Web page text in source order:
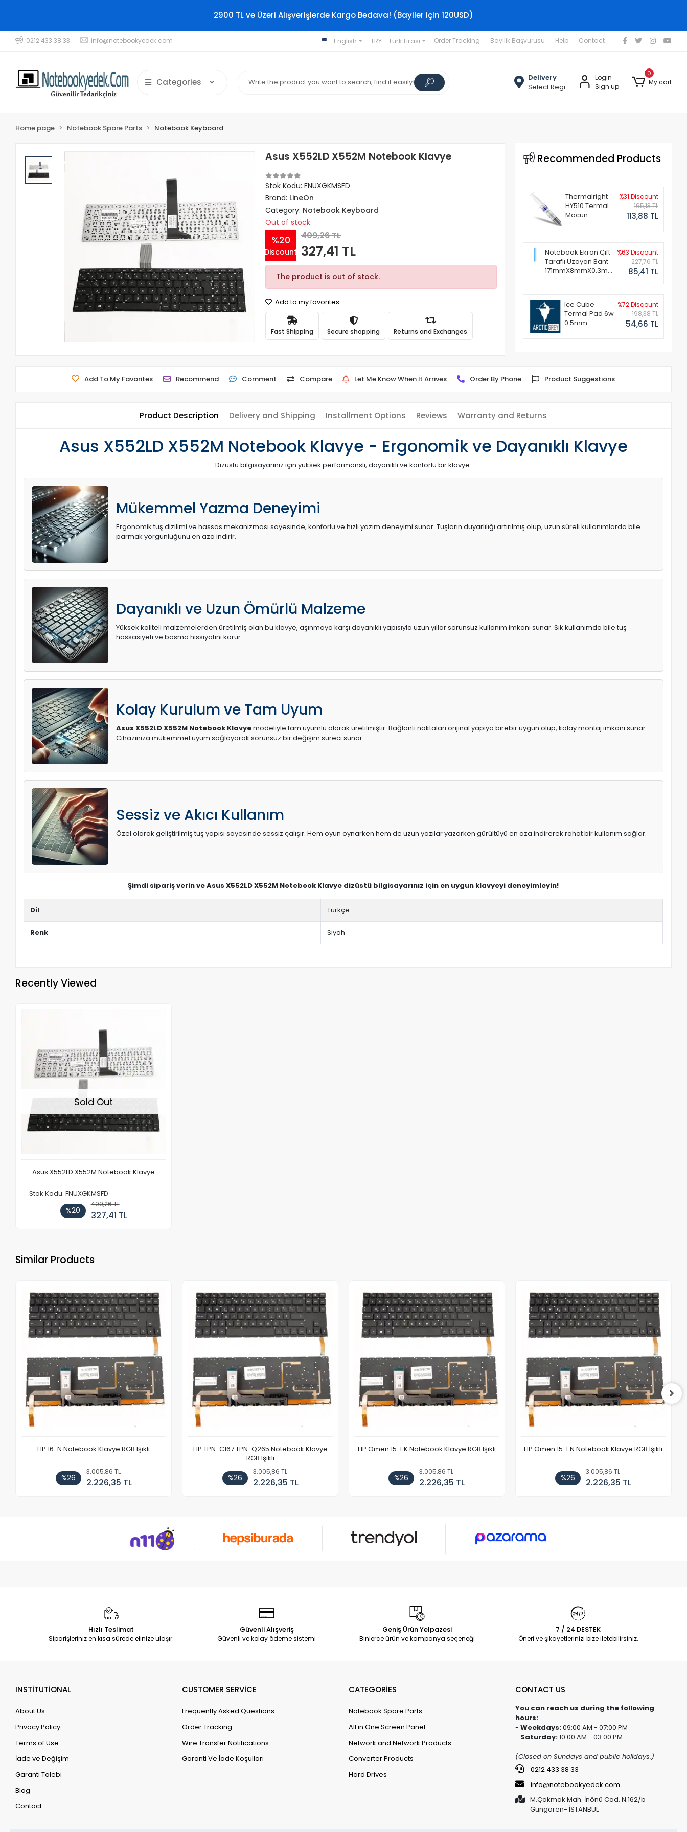
2900 TL ve Üzeri Alışverişlerde Kargo Bedava! (Bayiler için 120USD)
0212 433 38 33 info@notebookyedek.com English TRY - Türk Lirası Order Tracking Bayilik Başvurusu Help Contact
Categories
Delivery
Select Region
Login
Sign up
0
My cart
Home page Notebook Spare Parts Notebook Keyboard
Asus X552LD X552M Notebook Klavye
Stok Kodu: FNUXGKMSFD
Brand: LineOn
Category: Notebook Keyboard
Out of stock
%20
Discount
409,26 TL
327,41 TL
The product is out of stock.
Add to my favorites
Fast Shipping Secure shopping Returns and Exchanges
Recommended Products
Thermalright
HY510 Termal
Macun
%31 Discount
165,13 TL
113,88 TL
Notebook Ekran Çift
Taraflı Uzayan Bant
171mmX8mmX0.3mm
%63 Discount
227,76 TL
85,41 TL
Ice Cube
Termal Pad 6w
0.5mm
%72 Discount
198,38 TL
54,66 TL
Add To My Favorites Recommend Comment Compare Let Me Know When İt Arrives Order By Phone Product Suggestions
Product Description Delivery and Shipping Installment Options Reviews Warranty and Returns
Asus X552LD X552M Notebook Klavye - Ergonomik ve Dayanıklı Klavye
Dizüstü bilgisayarınız için yüksek performanslı, dayanıklı ve konforlu bir klavye.
Mükemmel Yazma Deneyimi
Ergonomik tuş dizilimi ve hassas mekanizması sayesinde, konforlu ve hızlı yazım deneyimi sunar. Tuşların duyarlılığı artırılmış olup, uzun süreli kullanımlarda bile
parmak yorgunluğunu en aza indirir.
Dayanıklı ve Uzun Ömürlü Malzeme
Yüksek kaliteli malzemelerden üretilmiş olan bu klavye, aşınmaya karşı dayanıklı yapısıyla uzun yıllar sorunsuz kullanım imkanı sunar. Sık kullanımda bile tuş
hassasiyeti ve basma hissiyatını korur.
Kolay Kurulum ve Tam Uyum
Asus X552LD X552M Notebook Klavyemodeliyle tam uyumlu olarak üretilmiştir. Bağlantı noktaları orijinal yapıya birebir uygun olup, kolay montaj imkanı sunar.
Cihazınıza mükemmel uyum sağlayarak sorunsuz bir değişim süreci sunar.
Sessiz ve Akıcı Kullanım
Özel olarak geliştirilmiş tuş yapısı sayesinde sessiz çalışır. Hem oyun oynarken hem de uzun yazılar yazarken gürültüyü en aza indirerek rahat bir kullanım sağlar.
Şimdi sipariş verin ve Asus X552LD X552M Notebook Klavye dizüstü bilgisayarınız için en uygun klavyeyi deneyimleyin!
Dil Türkçe
Renk Siyah
Recently Viewed
Sold Out
Asus X552LD X552M Notebook Klavye
Stok Kodu: FNUXGKMSFD
%20
409,26 TL
327,41 TL
Similar Products
HP 16-N Notebook Klavye RGB Işıklı
%26
3.005,86 TL
2.226,35 TL
HP TPN-C167 TPN-Q265 Notebook Klavye
RGB Işıklı
%26
3.005,86 TL
2.226,35 TL
HP Omen 15-EK Notebook Klavye RGB Işıklı
%26
3.005,86 TL
2.226,35 TL
HP Omen 15-EN Notebook Klavye RGB Işıklı
%26
3.005,86 TL
2.226,35 TL
Hızlı Teslimat
Siparişleriniz en kısa sürede elinize ulaşır.
Güvenli Alışveriş
Güvenli ve kolay ödeme sistemi
Geniş Ürün Yelpazesi
Binlerce ürün ve kampanya seçeneği
7 / 24 DESTEK
Öneri ve şikayetlerinizi bize iletebilirsiniz.
INSTİTUTİONAL
About Us
Privacy Policy
Terms of Use
İade ve Değişim
Garanti Talebi
Blog
Contact
CUSTOMER SERVİCE
Frequently Asked Questions
Order Tracking
Wire Transfer Notifications
Garanti Ve İade Koşulları
CATEGORİES
Notebook Spare Parts
All in One Screen Panel
Network and Network Products
Converter Products
Hard Drives
CONTACT US
You can reach us during the following
hours:
- Weekdays:09:00 AM - 07:00 PM
- Saturday:10:00 AM - 03:00 PM
(Closed on Sundays and public holidays.)
0212 433 38 33
info@notebookyedek.com
M.Çakmak Mah. İnönü Cad. N.162/b
Güngören- İSTANBUL